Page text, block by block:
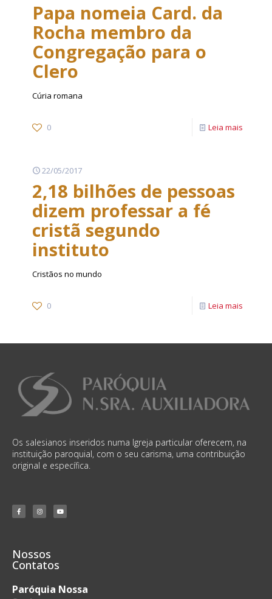
Papa nomeia Card. da
Rocha membro da
Congregação para o
Clero
Cúria romana
0 Leia mais
22/05/2017
2,18 bilhões de pessoas
dizem professar a fé
cristã segundo
instituto
Cristãos no mundo
0 Leia mais
Os salesianos inseridos numa Igreja particular oferecem, na
instituição paroquial, com o seu carisma, uma contribuição
original e específica.
Nossos
Contatos
Paróquia Nossa